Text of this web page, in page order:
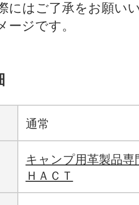
にはご了承をお願い
ジです。
通常
キャンプ用革製品専
ＨＡＣＴ